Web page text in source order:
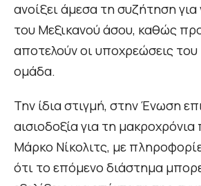
ανοίξει άμεσα τη συζήτηση για
του Μεξικανού άσου, καθώς
αποτελούν οι υποχρεώσεις του
ομάδα.
Την ίδια στιγμή, στην Ένωση
αισιοδοξία για τη
Μάρκο Νίκολιτς, με
ότι το επόμενο διάστημα